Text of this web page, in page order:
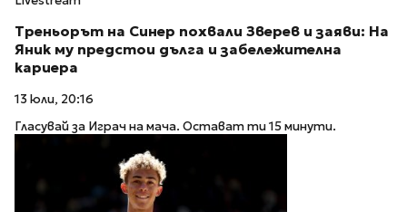
Треньорът на Синер похвали Зверев и заяви: На
Яник му предстои дълга и забележителна
кариера
13 юли, 20:16
Гласувай за Играч на мача. Остават ти 15 минути.